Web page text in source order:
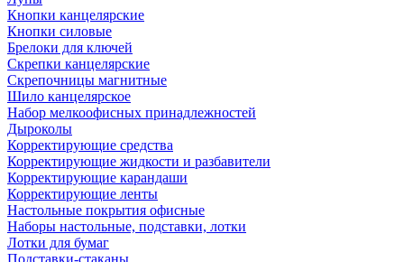
Кнопки канцелярские
Кнопки силовые
Брелоки для ключей
Скрепки канцелярские
Скрепочницы магнитные
Шило канцелярское
Набор мелкоофисных принадлежностей
Дыроколы
Корректирующие средства
Корректирующие жидкости и разбавители
Корректирующие карандаши
Корректирующие ленты
Настольные покрытия офисные
Наборы настольные, подставки, лотки
Лотки для бумаг
Подставки-стаканы